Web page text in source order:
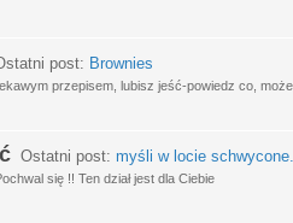
post: Brownies
przepisem, lubisz jeść-powiedz co,
Ostatni post: myśli w locie
się !! Ten dział jest dla Ciebie